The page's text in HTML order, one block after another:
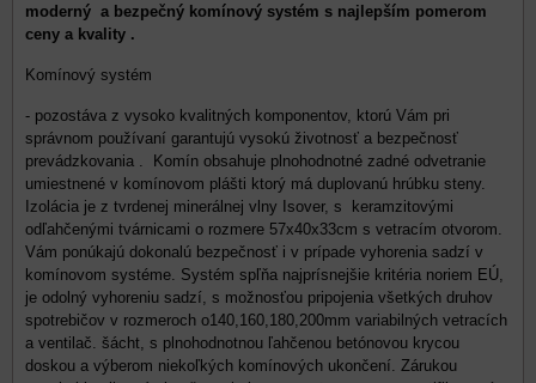
moderný a bezpečný komínový systém s najlepším pomerom
ceny a kvality .
Komínový systém
- pozostáva z vysoko kvalitných komponentov, ktorú Vám pri
správnom používaní garantujú vysokú životnosť a bezpečnosť
prevádzkovania . Komín obsahuje plnohodnotné zadné odvetranie
umiestnené v komínovom plášti ktorý má duplovanú hrúbku steny.
Izolácia je z tvrdenej minerálnej vlny Isover, s keramzitovými
odľahčenými tvárnicami o rozmere 57x40x33cm s vetracím otvorom.
Vám ponúkajú dokonalú bezpečnosť i v prípade vyhorenia sadzí v
komínovom systéme. Systém spľňa najprísnejšie kritéria noriem EÚ,
je odolný vyhoreniu sadzí, s možnosťou pripojenia všetkých druhov
spotrebičov v rozmeroch o140,160,180,200mm variabilných vetracích
a ventilač. šácht, s plnohodnotnou ľahčenou betónovou krycou
doskou a výberom niekoľkých komínových ukončení. Zárukou